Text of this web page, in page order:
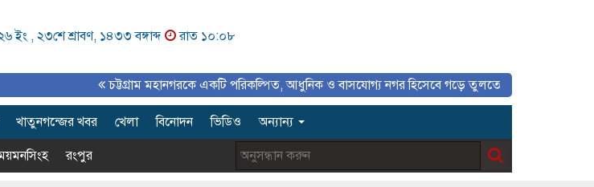
ইং , ২৩শে শ্রাবণ, ১৪৩৩ বঙ্গাব্দ রাত ১০:০৮
চট্টগ্রাম মহানগরকে একটি পরিকল্পিত, আধুনিক ও বাসযোগ্য নগর হিসেবে গড়ে তুলতে সাংবাদিকদের ইতিবাচক
খাতুনগন্জের খবর খেলা বিনোদন ভিডিও অন্যান্য
রংপুর